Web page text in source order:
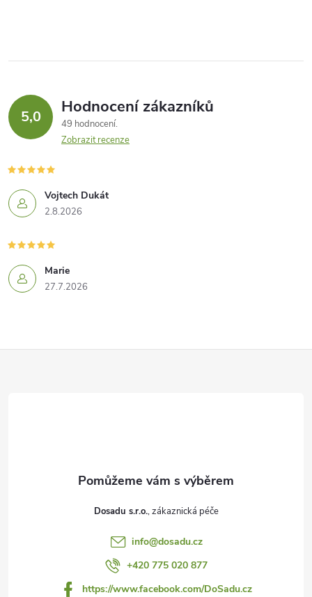
5,0 Hodnocení zákazníků
49 hodnocení
Zobrazit recenze
Vojtech Dukát
2.8.2026
Marie
27.7.2026
Dosadu s.r.o.
info@dosadu.cz
+420 775 020 877
https://www.facebook.com/DoSadu.cz